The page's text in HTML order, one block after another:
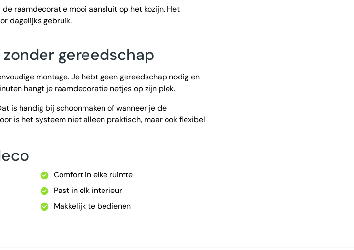
raamdecoratie mooi aansluit op het kozijn. Het
dagelijks gebruik.
gereedschap
montage. Je hebt geen gereedschap nodig en
hangt je raamdecoratie netjes op zijn plek.
is handig bij schoonmaken of wanneer je de
is het systeem niet alleen praktisch, maar ook flexibel
Comfort in elke ruimte
Past in elk interieur
Makkelijk te bedienen